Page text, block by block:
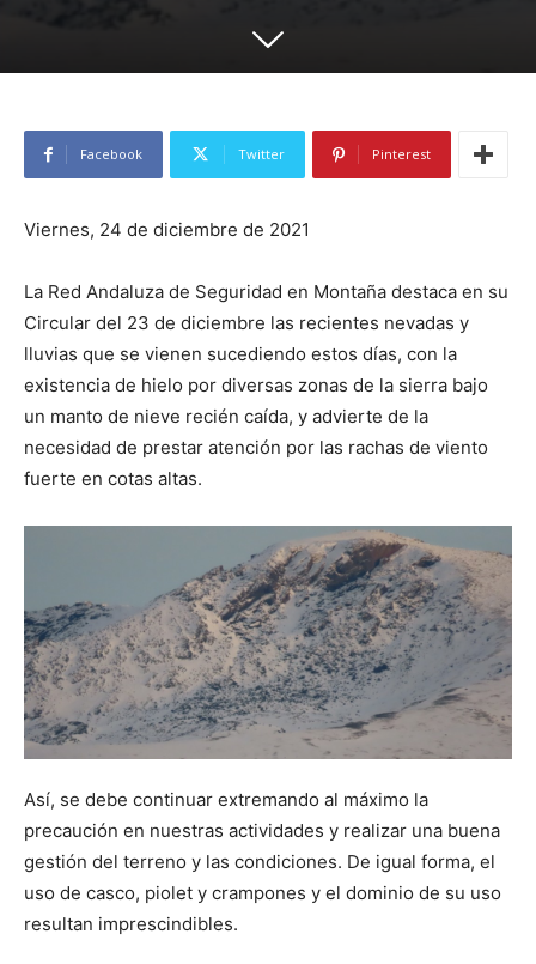
Facebook Twitter Pinterest
Viernes, 24 de diciembre de 2021
La Red Andaluza de Seguridad en Montaña destaca en su
Circular del 23 de diciembre las recientes nevadas y
lluvias que se vienen sucediendo estos días, con la
existencia de hielo por diversas zonas de la sierra bajo
un manto de nieve recién caída, y advierte de la
necesidad de prestar atención por las rachas de viento
fuerte en cotas altas.
Así, se debe continuar extremando al máximo la
precaución en nuestras actividades y realizar una buena
gestión del terreno y las condiciones. De igual forma, el
uso de casco, piolet y crampones y el dominio de su uso
resultan imprescindibles.